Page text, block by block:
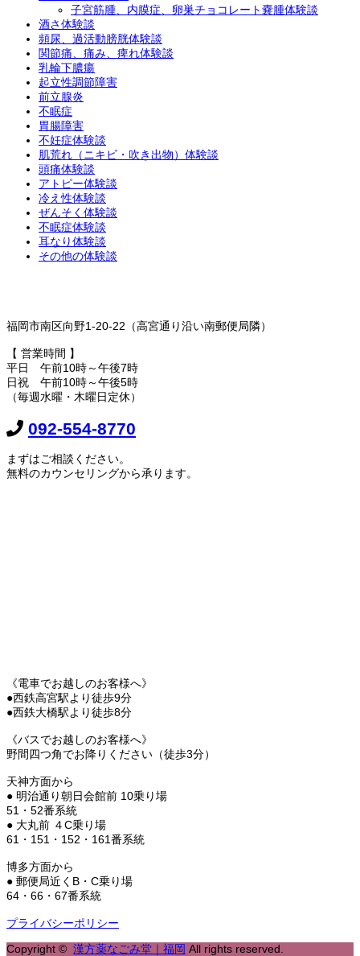
子宮筋腫、内膜症、卵巣チョコレート嚢腫体験談
酒さ体験談
頻尿、過活動膀胱体験談
関節痛、痛み、痺れ体験談
乳輪下膿瘍
起立性調節障害
前立腺炎
不眠症
胃腸障害
不妊症体験談
肌荒れ（ニキビ・吹き出物）体験談
頭痛体験談
アトピー体験談
冷え性体験談
ぜんそく体験談
不眠症体験談
耳なり体験談
その他の体験談
福岡市南区向野1-20-22（高宮通り沿い南郵便局隣）
【 営業時間 】
平日 午前10時～午後7時
日祝 午前10時～午後5時
（毎週水曜・木曜日定休）
092-554-8770
まずはご相談ください。
無料のカウンセリングから承ります。
《電車でお越しのお客様へ》
●西鉄高宮駅より徒歩9分
●西鉄大橋駅より徒歩8分
《バスでお越しのお客様へ》
野間四つ角でお降りください（徒歩3分）
天神方面から
● 明治通り朝日会館前 10乗り場
51・52番系統
● 大丸前 ４C乗り場
61・151・152・161番系統
博多方面から
● 郵便局近くB・C乗り場
64・66・67番系統
プライバシーポリシー
Copyright © 漢方薬なごみ堂｜福岡 All rights reserved.